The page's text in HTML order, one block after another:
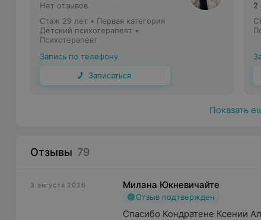
Нет отзывов
Стаж 29 лет • Первая категория
Детский психотерапевт •
Психотерапевт
Запись по телефону
Записаться
2
Показать
Отзывы 79
3 августа 2026 Милана Юкневичайте
Отзыв подтвержден
Спасибо Кондратене Ксении